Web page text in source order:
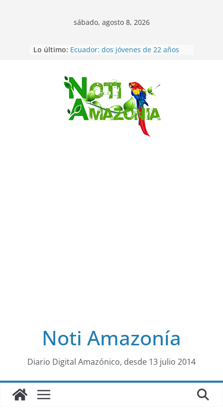
Saltar
al
sábado, agosto 8, 2026
Lo último: Archidona
muertos en Puerto lopez
Sentencian a 34 años de prisión a
implicados en caso de Alison,
oriunda de Tena
Vozinha, el arquero sensación de
cabo Verde, ya llegó para
Noti Amazonía
Diario Digital Amazónico, desde 13 julio 2014